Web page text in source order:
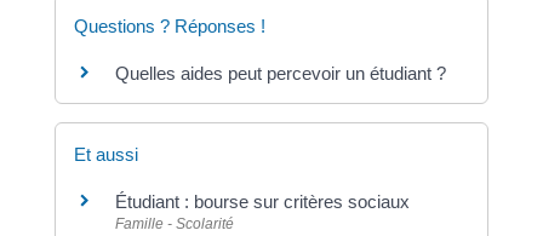
Questions ? Réponses !
Quelles aides peut percevoir un étudiant ?
Et aussi
Étudiant : bourse sur critères sociaux
Famille - Scolarité